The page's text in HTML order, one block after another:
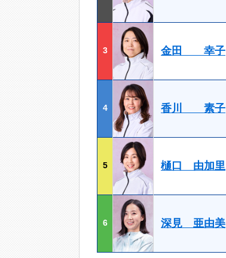
3 金田 幸子
4 香川 素子
5 樋口 由加里
6 深見 亜由美